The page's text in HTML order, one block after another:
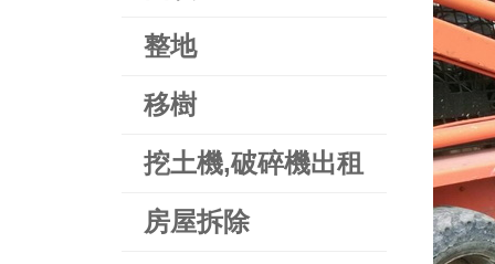
整地
移樹
挖土機,破碎機出租
房屋拆除